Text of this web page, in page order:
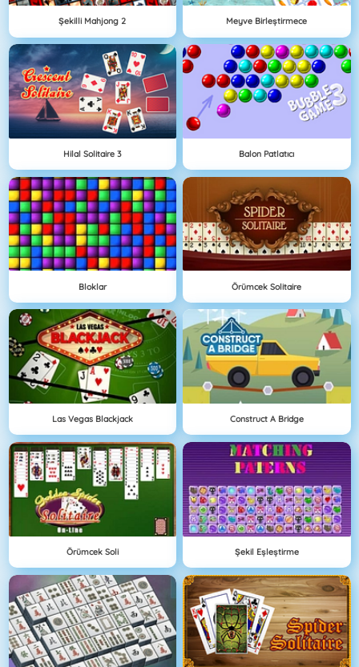
Şekilli Mahjong 2 Meyve Birleştirmece
Hilal Solitaire 3 Balon Patlatıcı
Bloklar Örümcek Solitaire
Las Vegas Blackjack Construct A Bridge
Örümcek Soli Şekil Eşleştirme